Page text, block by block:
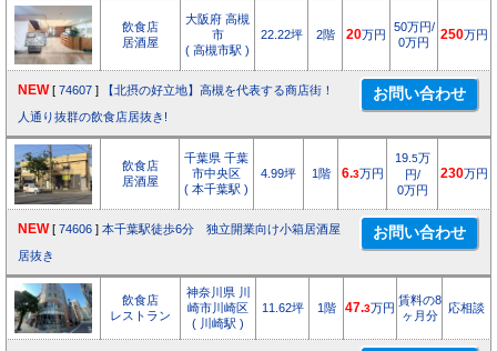
飲食店
居酒屋
大阪府 高槻
市
( 高槻市駅 )
22.22坪 2階 20万円
50万円/
0万円
250万円
NEW [ 74607 ]
【北摂の好立地】高槻を代表する商店街！
人通り抜群の飲食店居抜き!
飲食店
居酒屋
千葉県 千葉
市中央区
( 本千葉駅 )
4.99坪 1階 6.3万円
19.5万
円/
0万円
230万円
NEW [ 74606 ] 本千葉駅徒歩6分 独立開業向け小箱居酒屋
居抜き
飲食店
レストラン
神奈川県 川
崎市川崎区
( 川崎駅 )
11.62坪 1階 47.3万円
賃料の8
ヶ月分
応相談